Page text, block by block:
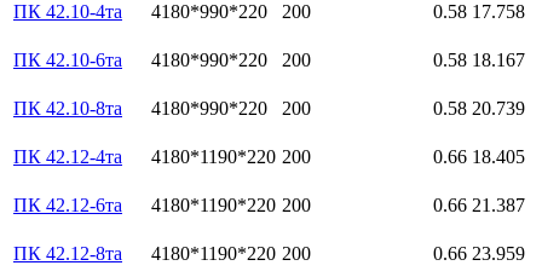
ПК 42.10-4та 4180*990*220 200 0.58 17.758
ПК 42.10-6та 4180*990*220 200 0.58 18.167
ПК 42.10-8та 4180*990*220 200 0.58 20.739
ПК 42.12-4та 4180*1190*220 200 0.66 18.405
ПК 42.12-6та 4180*1190*220 200 0.66 21.387
ПК 42.12-8та 4180*1190*220 200 0.66 23.959